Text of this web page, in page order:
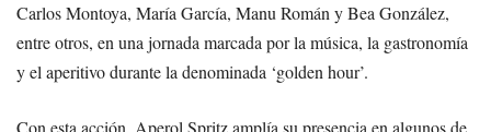
Carlos Montoya, María García, Manu Román y Bea González,
entre otros, en una jornada marcada por la música, la gastronomía
y el aperitivo durante la denominada ‘golden hour’.